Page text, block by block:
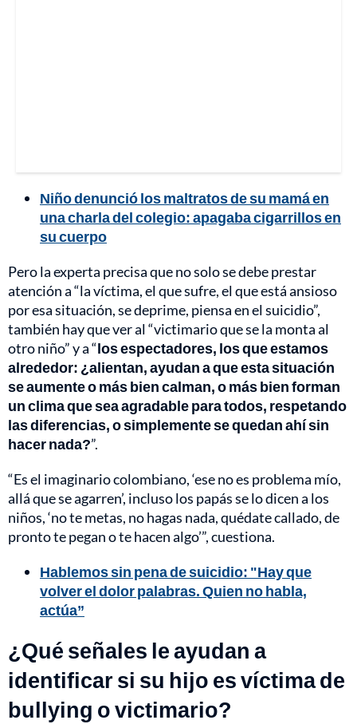
Niño denunció los maltratos de su mamá en
una charla del colegio: apagaba cigarrillos en
su cuerpo
Pero la experta precisa que no solo se debe prestar
atención a “la víctima, el que sufre, el que está ansioso
por esa situación, se deprime, piensa en el suicidio”,
también hay que ver al “victimario que se la monta al
otro niño” y a “los espectadores, los que estamos
alrededor: ¿alientan, ayudan a que esta situación
se aumente o más bien calman, o más bien forman
un clima que sea agradable para todos, respetando
las diferencias, o simplemente se quedan ahí sin
hacer nada?”.
“Es el imaginario colombiano, ‘ese no es problema mío,
allá que se agarren’, incluso los papás se lo dicen a los
niños, ‘no te metas, no hagas nada, quédate callado, de
pronto te pegan o te hacen algo’”, cuestiona.
Hablemos sin pena de suicidio: "Hay que
volver el dolor palabras. Quien no habla,
actúa”
¿Qué señales le ayudan a
identificar si su hijo es víctima de
bullying o victimario?